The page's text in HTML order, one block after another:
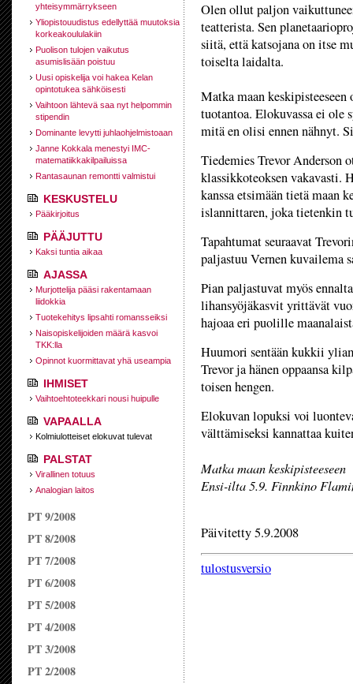
yhteisymmärrykseen
Yliopistouudistus edellyttää muutoksia
korkeakoululakiin
Puolison tulojen vaikutus
asumislisään poistuu
Uusi opiskelija voi hakea Kelan
opintotukea sähköisesti
Vaihtoon lähtevä saa nyt helpommin
stipendin
Dominante levytti juhlaohjelmistoaan
Janne Kokkala menestyi IMC-
matematiikkakilpailuissa
Rantasaunan remontti valmistui
KESKUSTELU
Pääkirjoitus
PÄÄJUTTU
Kaksi tuntia aikaa
AJASSA
Murjottelija pääsi rakentamaan
liidokkia
Tuotekehitys lipsahti romansseiksi
Naisopiskelijoiden määrä kasvoi
TKK:lla
Opinnot kuormittavat yhä useampia
IHMISET
Vaihtoehtoteekkari nousi huipulle
VAPAALLA
Kolmiulotteiset elokuvat tulevat
PALSTAT
Virallinen totuus
Analogian laitos
PT 9/2008
PT 8/2008
PT 7/2008
PT 6/2008
PT 5/2008
PT 4/2008
PT 3/2008
PT 2/2008
Olen ollut paljon
teatterista. Sen
siitä, että katsojana on itse
toiselta laidalta.
Matka maan
tuotantoa. Elokuvassa ei ole
mitä en olisi ennen nähnyt.
Tiedemies Trevor Anderson
klassikkoteoksen vakavasti.
kanssa etsimään tietä maan
islannittaren, joka tietenkin
Tapahtumat seuraavat
paljastuu Vernen kuvailema
Pian paljastuvat myös
lihansyöjäkasvit yrittävät
hajoaa eri puolille
Huumori sentään kukkii
Trevor ja hänen oppaansa
toisen hengen.
Elokuvan lopuksi voi
välttämiseksi kannattaa
Matka maan keskipisteeseen
Ensi-ilta 5.9. Finnkino
Päivitetty 5.9.2008
tulostusversio